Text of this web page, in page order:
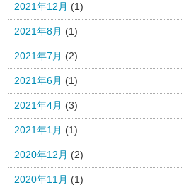
2021年12月 (1)
2021年8月 (1)
2021年7月 (2)
2021年6月 (1)
2021年4月 (3)
2021年1月 (1)
2020年12月 (2)
2020年11月 (1)